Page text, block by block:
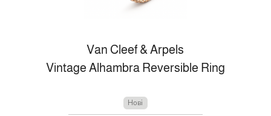
Van Cleef & Arpels
Vintage Alhambra Reversible Ring
Нові